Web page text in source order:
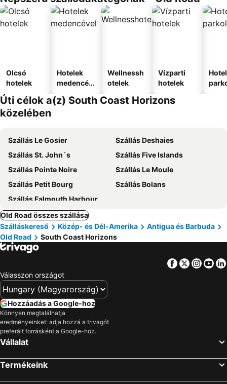
Olcsó
hotelek
Hotelek
medencév
Wellnessh
otelek
Vízparti
hotelek
Úti célok a(z) South Coast Horizons
közelében
Szállás Le Gosier
Szállás Deshaies
Szállás St. John´s
Szállás Five Islands
Szállás Pointe Noire
Szállás Le Moule
Szállás Petit Bourg
Szállás Bolans
Szállás Falmouth Harbour
Old Road összes szállása
Szálláskereső
Közép- és Dél-Amerika
Antigua és Barbuda
Old Road
South Coast Horizons
Facebook
Twitter
Válasszon országot
Hozzáadás a Google-hoz
Könnyen megtalálhatja
eredményeinket: adja hozzá a trivagót
preferált forrásként a Google-höz.
Vállalat
Termékeink